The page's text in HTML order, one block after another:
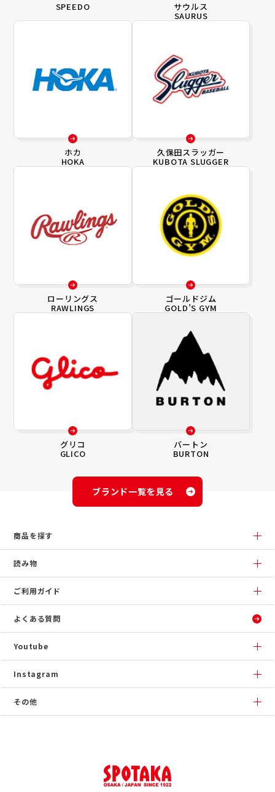
SPEEDO サウルス
SAURUS
ホカ
HOKA
久保田スラッガー
KUBOTA SLUGGER
ローリングス
RAWLINGS
ゴールドジム
GOLD’S GYM
グリコ
GLICO
バートン
BURTON
ブランド一覧を見る
商品を探す
読み物
ご利用ガイド
よくある質問
Youtube
Instagram
その他